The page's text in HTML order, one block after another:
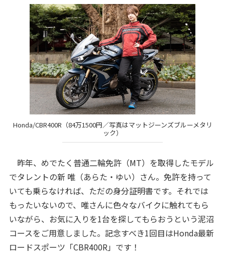
Honda/CBR400R（84万1500円／写真はマットジーンズブルーメタリ
ック）
昨年、めでたく普通二輪免許（MT）を取得したモデル
でタレントの新 唯（あらた・ゆい）さん。免許を持って
いても乗らなければ、ただの身分証明書です。それでは
もったいないので、唯さんに色々なバイクに触れてもら
いながら、お気に入りを1台を探してもらおうという泥沼
コースをご用意しました。記念すべき1回目はHonda最新
ロードスポーツ「CBR400R」です！